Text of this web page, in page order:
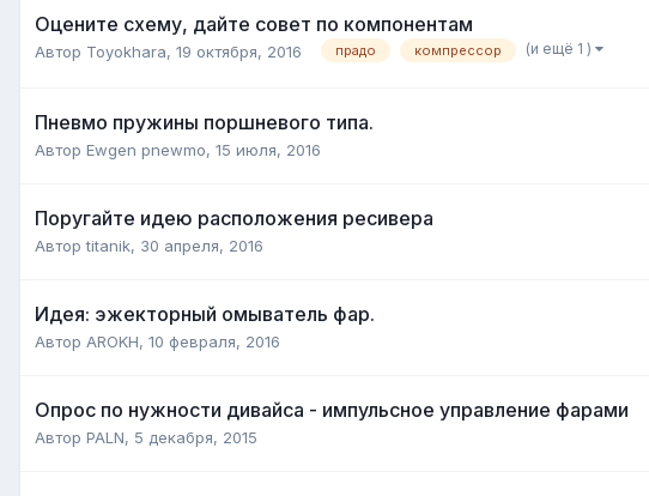
Оцените схему, дайте совет по компонентам
Автор Toyokhara, 19 октября, 2016 прадо компрессор (и ещё 1 )
Пневмо пружины поршневого типа.
Автор Ewgen pnewmo, 15 июля, 2016
Поругайте идею расположения ресивера
Авторtitanik, 30 апреля, 2016
Идея: эжекторный омыватель фар.
Автор AROKH, 10 февраля, 2016
Опрос по нужности дивайса - импульсное управление фарами
Автор PALN, 5 декабря, 2015